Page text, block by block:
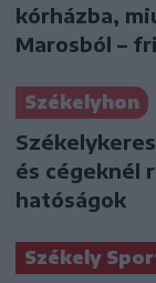
kórházba,
Marosból –
Székelyhon
és cégeknél
hatóságok
Székely